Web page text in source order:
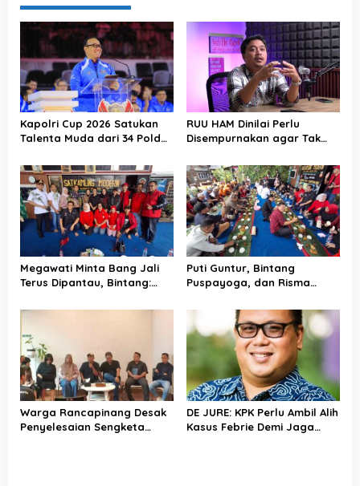
Kapolri Cup 2026 Satukan
Talenta Muda dari 34 Polda
RUU HAM Dinilai Perlu
Disempurnakan agar Tak
Megawati Minta Bang Jali
Terus Dipantau, Bintang:
Sini
Puti Guntur, Bintang
Puspayoga, dan Risma
Jali di Gandaria Utara
Warga Rancapinang Desak
Penyelesaian Sengketa
DE JURE: KPK Perlu Ambil Alih
Kasus Febrie Demi Jaga